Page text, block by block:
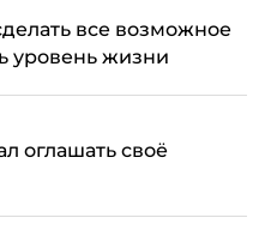
все возможное
уровень жизни
оглашать своё